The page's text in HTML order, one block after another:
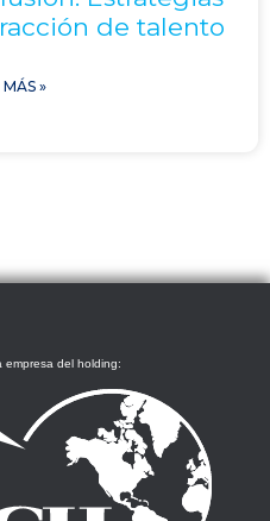
de talento
»
empresa del holding: